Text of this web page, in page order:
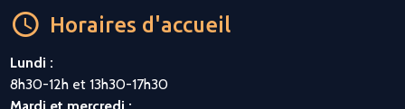
Horaires d'accueil
Lundi :
8h30-12h et 13h30-17h30